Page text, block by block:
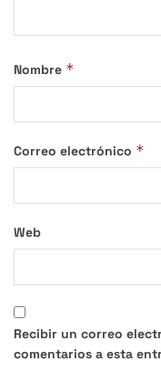
Nombre *
Correo electrónico *
Web
Recibir un correo
comentarios a esta